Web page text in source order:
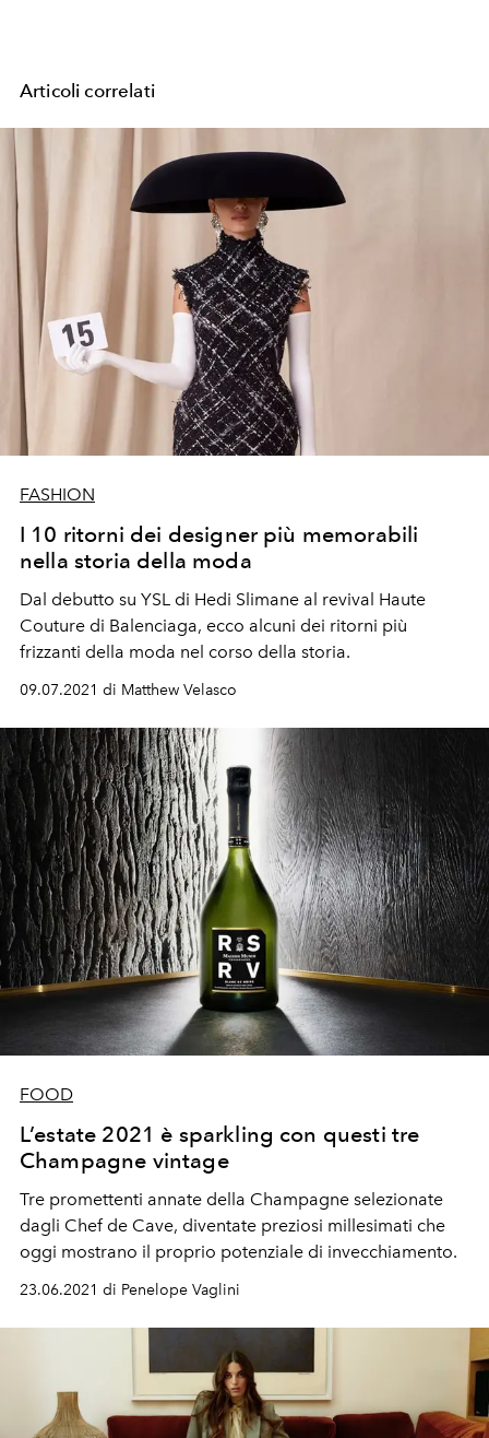
Articoli correlati
FASHION
I 10 ritorni dei designer più memorabili
nella storia della moda
Dal debutto su YSL di Hedi Slimane al revival Haute
Couture di Balenciaga, ecco alcuni dei ritorni più
frizzanti della moda nel corso della storia.
09.07.2021 di Matthew Velasco
FOOD
L’estate 2021 è sparkling con questi tre
Champagne vintage
Tre promettenti annate della Champagne selezionate
dagli Chef de Cave, diventate preziosi millesimati che
oggi mostrano il proprio potenziale di invecchiamento.
23.06.2021 di Penelope Vaglini